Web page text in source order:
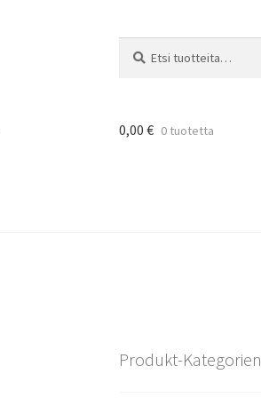
0,00 € 0 tuotetta
Produkt-Kategorien